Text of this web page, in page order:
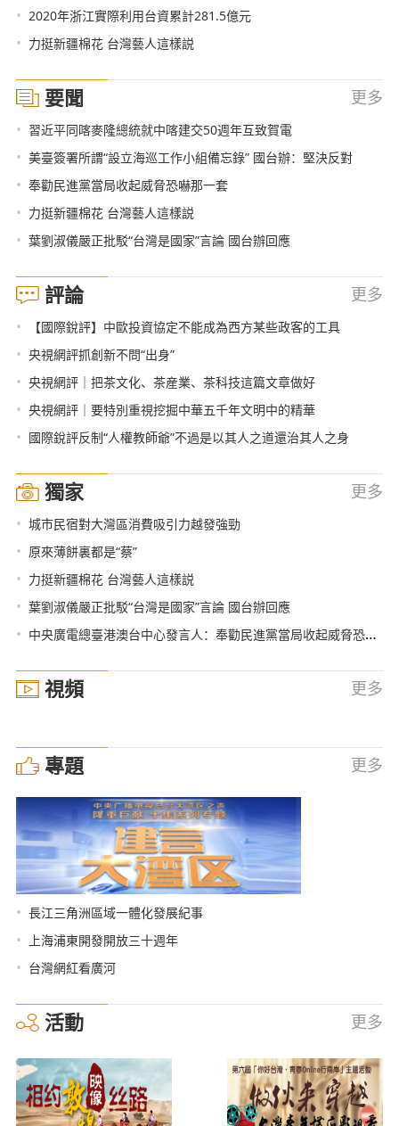
• 2020年浙江實際利用台資累計281.5億元
• 力挺新疆棉花 台灣藝人這樣説
要聞 更多
• 習近平同喀麥隆總統就中喀建交50週年互致賀電
• 美臺簽署所謂“設立海巡工作小組備忘錄” 國台辦：堅決反對
• 奉勸民進黨當局收起威脅恐嚇那一套
• 力挺新疆棉花 台灣藝人這樣説
• 葉劉淑儀嚴正批駁“台灣是國家”言論 國台辦回應
評論 更多
• 【國際銳評】中歐投資協定不能成為西方某些政客的工具
• 央視網評抓創新不問“出身”
• 央視網評｜把茶文化、茶産業、茶科技這篇文章做好
• 央視網評｜要特別重視挖掘中華五千年文明中的精華
• 國際銳評反制“人權教師爺”不過是以其人之道還治其人之身
獨家 更多
• 城市民宿對大灣區消費吸引力越發強勁
• 原來薄餅裏都是“蔡”
• 力挺新疆棉花 台灣藝人這樣説
• 葉劉淑儀嚴正批駁“台灣是國家”言論 國台辦回應
• 中央廣電總臺港澳台中心發言人：奉勸民進黨當局收起威脅恐嚇那一套
視頻 更多
專題 更多
• 長江三角洲區域一體化發展紀事
• 上海浦東開發開放三十週年
• 台灣網紅看廣河
活動 更多